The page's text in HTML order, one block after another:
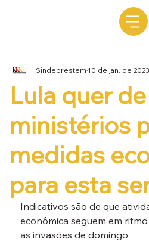
Lula quer de
ministérios
medidas
para esta
Sindeprestem10 de jan. de 2023
Indicativos são de que
econômica seguem em
as invasões de domingo